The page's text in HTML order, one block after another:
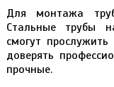
Для монтажа
Стальные трубы
смогут
доверять
прочные.